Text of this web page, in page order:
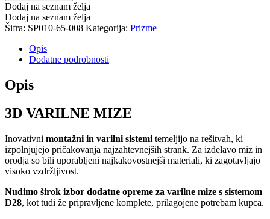
Dodaj na seznam želja
Dodaj na seznam želja
Šifra: SP010-65-008 Kategorija: Prizme
Opis
Dodatne podrobnosti
Opis
3D VARILNE MIZE
Inovativni montažni in varilni sistemi temeljijo na rešitvah, ki
izpolnjujejo pričakovanja najzahtevnejših strank. Za izdelavo miz in
orodja so bili uporabljeni najkakovostnejši materiali, ki zagotavljajo
visoko vzdržljivost.
Nudimo širok izbor dodatne opreme za varilne mize s sistemom
D28, kot tudi že pripravljene komplete, prilagojene potrebam kupca.